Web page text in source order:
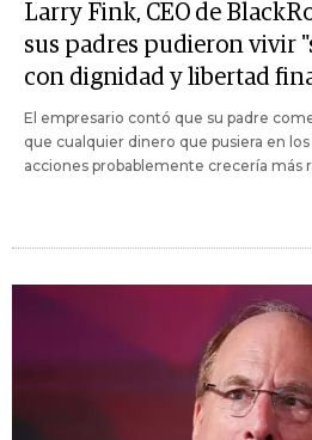
Larry Fink, CEO de
sus padres pudieron vivir
con dignidad y libertad
El empresario contó que su padre
que cualquier dinero que pusiera en
acciones probablemente crecería más